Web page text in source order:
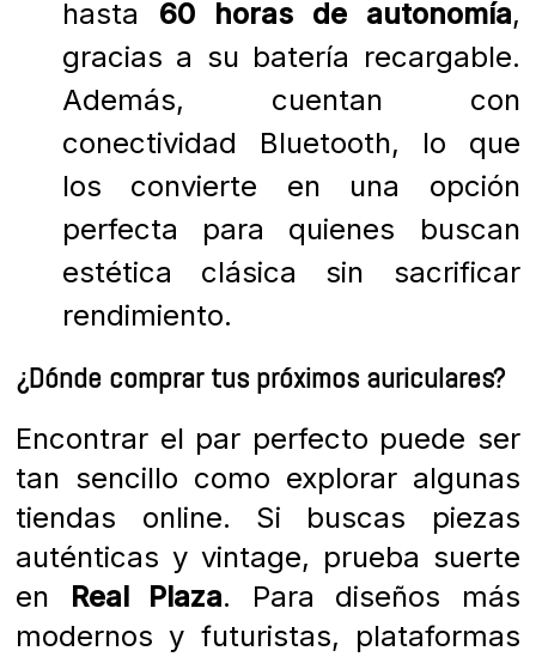
hasta 60 horas de autonomía,
gracias a su batería recargable.
Además, cuentan con
conectividad Bluetooth, lo que
los convierte en una opción
perfecta para quienes buscan
estética clásica sin sacrificar
rendimiento.
¿Dónde comprar tus próximos auriculares?
Encontrar el par perfecto puede ser
tan sencillo como explorar algunas
tiendas online. Si buscas piezas
auténticas y vintage, prueba suerte
en Real Plaza. Para diseños más
modernos y futuristas, plataformas